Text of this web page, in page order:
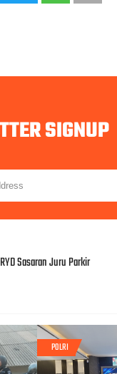
SIGNUP
Sasaran Juru Parkir
POLRI